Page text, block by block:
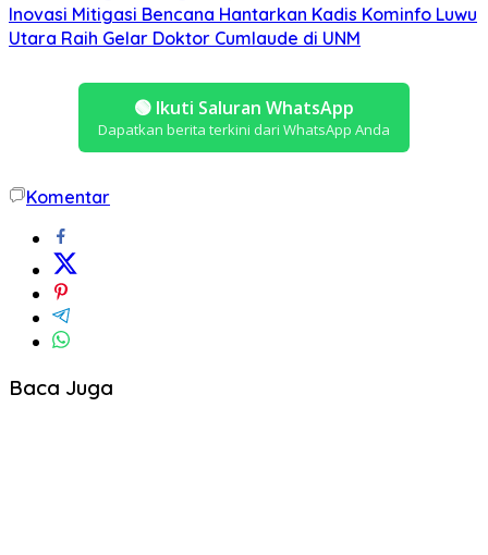
Inovasi Mitigasi Bencana Hantarkan Kadis Kominfo Luwu
Utara Raih Gelar Doktor Cumlaude di UNM
🟢 Ikuti Saluran WhatsApp
Dapatkan berita terkini dari WhatsApp Anda
Komentar
Baca Juga